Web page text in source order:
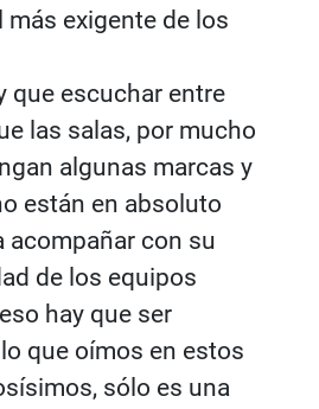
exigente de los
que escuchar entre
las salas, por mucho
algunas marcas y
están en absoluto
acompañar con su
de los equipos
hay que ser
que oímos en estos
sólo es una